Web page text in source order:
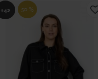
+42 50 %